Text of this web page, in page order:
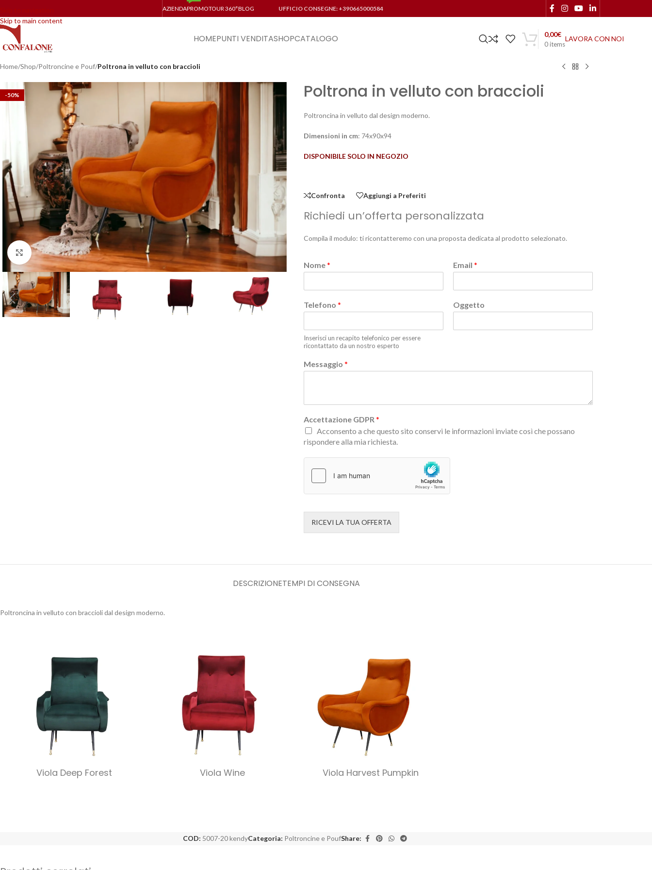
Skip to main content
AZIENDAPROMOTOUR 360°BLOG UFFICIO CONSEGNE: +390665000584
HOMEPUNTI VENDITASHOPCATALOGO 0items
0,00€
LAVORA CON NOI
Home/Shop/Poltroncine e Pouf/Poltrona in velluto con braccioli
-50%
Click to enlarge
Poltrona in velluto con braccioli
Poltroncina in velluto dal design moderno.
Dimensioni in cm: 74x90x94
DISPONIBILE SOLO IN NEGOZIO
Confronta Aggiungi a Preferiti
Richiedi un’offerta personalizzata
Compila il modulo: ti ricontatteremo con una proposta dedicata al prodotto selezionato.
Nome* Email *
Telefono *
Inserisci un recapito telefonico per essere
ricontattato da un nostro esperto
Oggetto
Messaggio *
Accettazione GDPR *
Acconsento a che questo sito conservi le informazioni inviate così che possano
rispondere alla mia richiesta.
RICEVI LA TUA OFFERTA
DESCRIZIONETEMPI DI CONSEGNA
Poltroncina in velluto con braccioli dal design moderno.
Viola Deep Forest Viola Wine Viola Harvest Pumpkin
COD: 5007-20 kendyCategoria: Poltroncine e PoufShare: